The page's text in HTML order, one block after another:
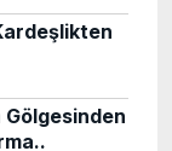
Gölgesinden